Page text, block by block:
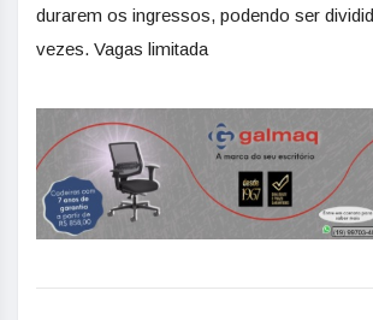
durarem os ingressos, podendo ser
vezes. Vagas limitada